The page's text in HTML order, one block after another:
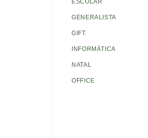
ESCOLAR
GENERALISTA
GIFT
INFORMÁTICA
NATAL
OFFICE